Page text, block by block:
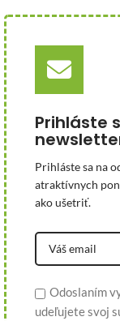
Prihláste
Prihláste sa na
atraktívnych
ako ušetriť.
Odoslaním
udeľujete svoj